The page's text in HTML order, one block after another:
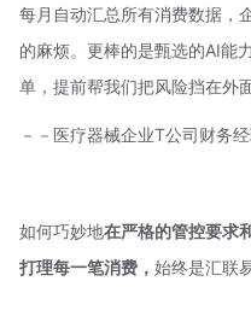
每月自动汇总所有消费数据，
的麻烦。更棒的是甄选的AI能
单，提前帮我们把风险挡在外
－－医疗器械企业T公司财务
如何巧妙地在严格的管控要求
打理每一笔消费， 始终是汇联